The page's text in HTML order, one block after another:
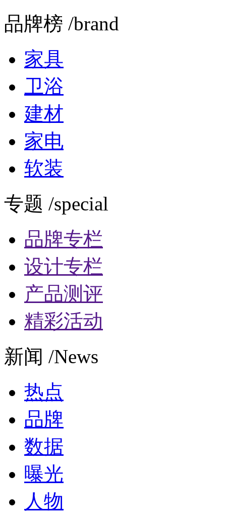
品牌榜 /brand
家具
卫浴
建材
家电
软装
专题 /special
品牌专栏
设计专栏
产品测评
精彩活动
新闻 /News
热点
品牌
数据
曝光
人物